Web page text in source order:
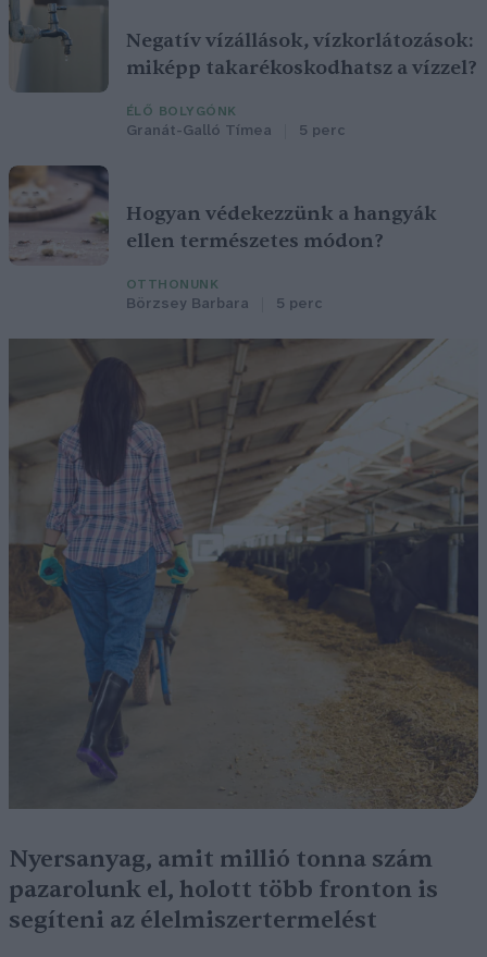
Negatív vízállások, vízkorlátozások:
miképp takarékoskodhatsz a vízzel?
ÉLŐ BOLYGÓNK
Granát-Galló Tímea 5 perc
Hogyan védekezzünk a hangyák
ellen természetes módon?
OTTHONUNK
Börzsey Barbara 5 perc
Nyersanyag, amit millió tonna szám
pazarolunk el, holott több fronton is
segíteni az élelmiszertermelést